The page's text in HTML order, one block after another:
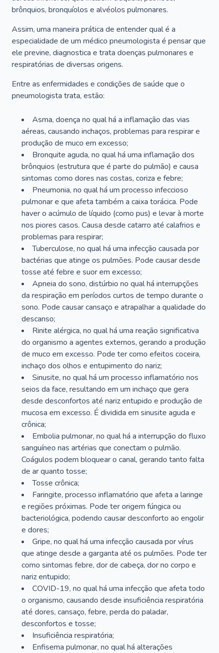
brônquios, bronquíolos e alvéolos pulmonares.
Assim, uma maneira prática de entender qual é a
especialidade de um médico pneumologista é pensar que
ele previne, diagnostica e trata doenças pulmonares e
respiratórias de diversas origens.
Entre as enfermidades e condições de saúde que o
pneumologista trata, estão:
Asma, doença no qual há a inflamação das vias
aéreas, causando inchaços, problemas para respirar e
produção de muco em excesso;
Bronquite aguda, no qual há uma inflamação dos
brônquios (estrutura que é parte do pulmão) e causa
sintomas como dores nas costas, coriza e febre;
Pneumonia, no qual há um processo infeccioso
pulmonar e que afeta também a caixa torácica. Pode
haver o acúmulo de líquido (como pus) e levar à morte
nos piores casos. Causa desde catarro até calafrios e
problemas para respirar;
Tuberculose, no qual há uma infecção causada por
bactérias que atinge os pulmões. Pode causar desde
tosse até febre e suor em excesso;
Apneia do sono, distúrbio no qual há interrupções
da respiração em períodos curtos de tempo durante o
sono. Pode causar cansaço e atrapalhar a qualidade do
descanso;
Rinite alérgica, no qual há uma reação significativa
do organismo a agentes externos, gerando a produção
de muco em excesso. Pode ter como efeitos coceira,
inchaço dos olhos e entupimento do nariz;
Sinusite, no qual há um processo inflamatório nos
seios da face, resultando em um inchaço que gera
desde desconfortos até nariz entupido e produção de
mucosa em excesso. É dividida em sinusite aguda e
crônica;
Embolia pulmonar, no qual há a interrupção do fluxo
sanguíneo nas artérias que conectam o pulmão.
Coágulos podem bloquear o canal, gerando tanto falta
de ar quanto tosse;
Tosse crônica;
Faringite, processo inflamatório que afeta a laringe
e regiões próximas. Pode ter origem fúngica ou
bacteriológica, podendo causar desconforto ao engolir
e dores;
Gripe, no qual há uma infecção causada por vírus
que atinge desde a garganta até os pulmões. Pode ter
como sintomas febre, dor de cabeça, dor no corpo e
nariz entupido;
COVID-19, no qual há uma infecção que afeta todo
o organismo, causando desde insuficiência respiratória
até dores, cansaço, febre, perda do paladar,
desconfortos e tosse;
Insuficiência respiratória;
Enfisema pulmonar, no qual há alterações